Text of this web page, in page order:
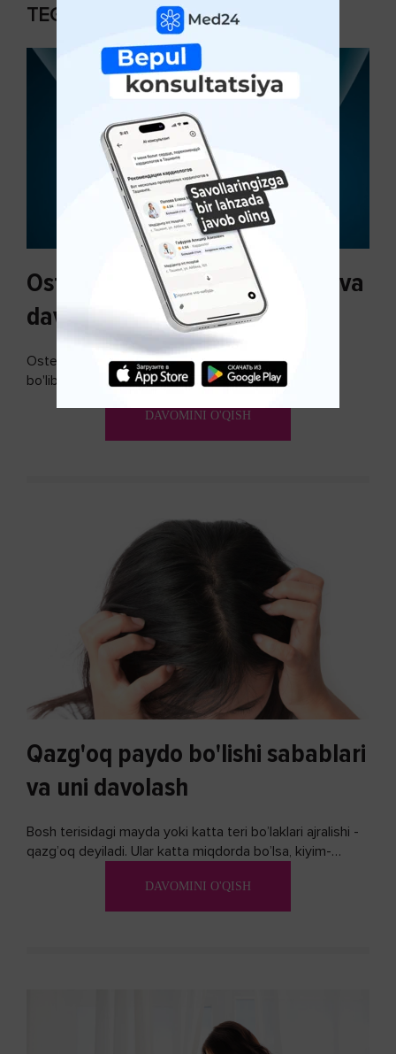
TEGISHLI MAQOLALAR
Osteoartroz sabablari, tasnifi va
davolash usullari
Osteoartroz - bo'g'imlarning keng tarqalgan kasalligi
bo'lib, so'ngi paytda osteoartroz kasalligi sonining
DAVOMINI O'QISH
Qazg'oq paydo bo'lishi sabablari
va uni davolash
Bosh terisidagi mayda yoki katta teri bo’laklari ajralishi -
qazg’oq deyiladi. Ular katta miqdorda bo’lsa, kiyim-
DAVOMINI O'QISH